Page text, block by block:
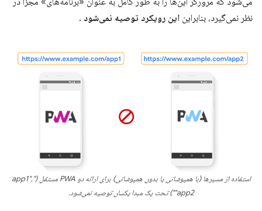
نظر نمی‌گیرد، بنابراین این رویکرد توصیه نمی‌شود .
استفاده از مسیرها (با همپوشانی یا بدون همپوشانی) برای ارائه دو PWA مستقل ("app1"،
"app2") تحت یک مبدا یکسان توصیه نمی‌شود.